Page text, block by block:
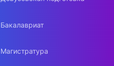
Бакалавриат
Магистратура